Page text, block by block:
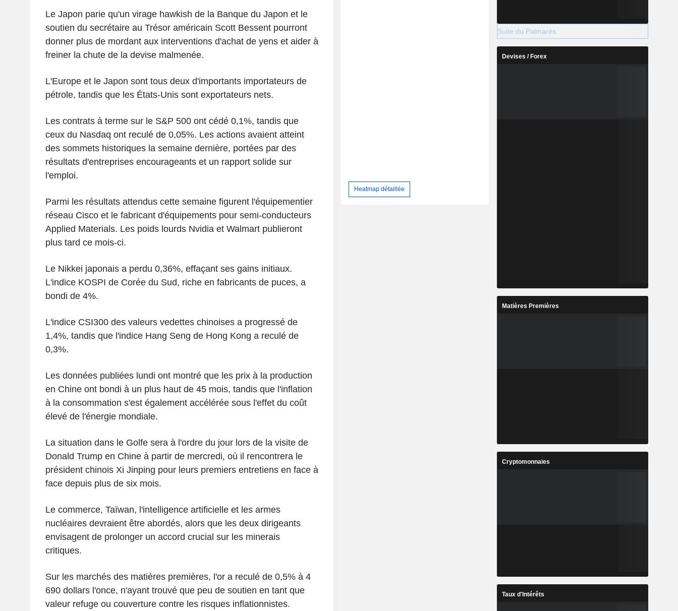
Le Japon parie qu'un virage hawkish de la Banque du Japon et le
soutien du secrétaire au Trésor américain Scott Bessent pourront
donner plus de mordant aux interventions d'achat de yens et aider à
freiner la chute de la devise malmenée.
L'Europe et le Japon sont tous deux d'importants importateurs de
pétrole, tandis que les États-Unis sont exportateurs nets.
Les contrats à terme sur le S&P 500 ont cédé 0,1%, tandis que
ceux du Nasdaq ont reculé de 0,05%. Les actions avaient atteint
des sommets historiques la semaine dernière, portées par des
résultats d'entreprises encourageants et un rapport solide sur
l'emploi.
Parmi les résultats attendus cette semaine figurent l'équipementier
réseau Cisco et le fabricant d'équipements pour semi-conducteurs
Applied Materials. Les poids lourds Nvidia et Walmart publieront
plus tard ce mois-ci.
Le Nikkei japonais a perdu 0,36%, effaçant ses gains initiaux.
L'indice KOSPI de Corée du Sud, riche en fabricants de puces, a
bondi de 4%.
L'indice CSI300 des valeurs vedettes chinoises a progressé de
1,4%, tandis que l'indice Hang Seng de Hong Kong a reculé de
0,3%.
Les données publiées lundi ont montré que les prix à la production
en Chine ont bondi à un plus haut de 45 mois, tandis que l'inflation
à la consommation s'est également accélérée sous l'effet du coût
élevé de l'énergie mondiale.
La situation dans le Golfe sera à l'ordre du jour lors de la visite de
Donald Trump en Chine à partir de mercredi, où il rencontrera le
président chinois Xi Jinping pour leurs premiers entretiens en face à
face depuis plus de six mois.
Le commerce, Taïwan, l'intelligence artificielle et les armes
nucléaires devraient être abordés, alors que les deux dirigeants
envisagent de prolonger un accord crucial sur les minerais
critiques.
Sur les marchés des matières premières, l'or a reculé de 0,5% à 4
690 dollars l'once, n'ayant trouvé que peu de soutien en tant que
valeur refuge ou couverture contre les risques inflationnistes.
Heatmap détaillée
Suite du Palmarès
Devises / Forex
Matières Premières
Cryptomonnaies
Taux d'Intérêts